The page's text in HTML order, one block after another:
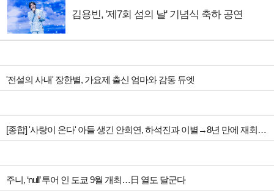
김용빈, '제7회 섬의 날' 기념식 축하 공연
'전설의 사내' 장한별, 가요제 출신 엄마와 감동 듀엣
[종합] '사랑이 온다' 아들 생긴 안희연, 하석진과 이별→8년 만에 재회…5회 박유나 상견례 예고
주니, ‘null’ 투어 인 도쿄 9월 개최…日 열도 달군다